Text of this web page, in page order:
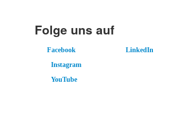
Folge uns auf
FacebookFacebook LinkedInLinkedIn
InstagramInstagram
YouTubeYouTube